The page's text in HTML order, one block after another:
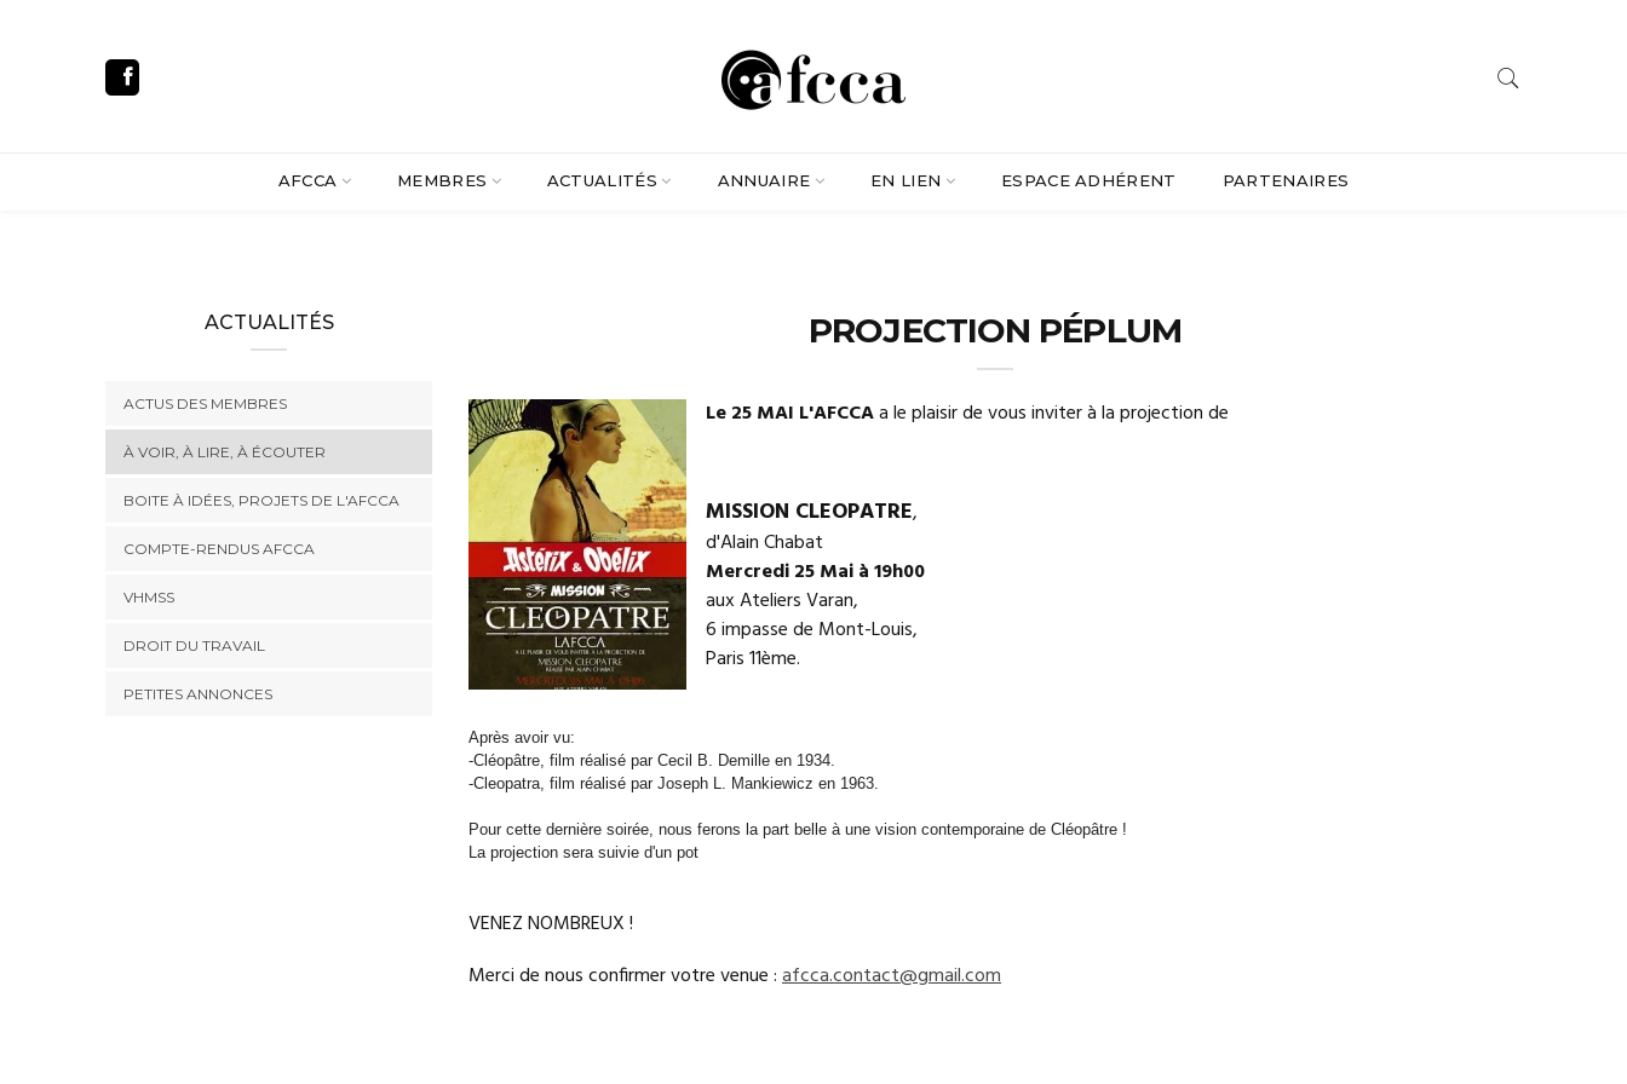
AFCCA MEMBRES ACTUALITÉS ANNUAIRE EN LIEN ESPACE ADHÉRENT PARTENAIRES
PROJECTION PÉPLUM
Le 25 MAI L'AFCCAa le plaisir de vous inviter à la projection de
MISSION CLEOPATRE,
d'Alain Chabat
Mercredi 25 Mai à 19h00
aux Ateliers Varan,
6 impasse de Mont-Louis,
Paris 11ème.
Après avoir vu:
-Cléopâtre, film réalisé par Cecil B. Demille en 1934.
-Cleopatra, film réalisé par Joseph L. Mankiewicz en 1963.
Pour cette dernière soirée, nous ferons la part belle à une vision contemporaine de Cléopâtre !
La projection sera suivie d'un pot
VENEZ NOMBREUX !
Merci de nous confirmer votre venue :afcca.contact@gmail.com
ACTUALITÉS
ACTUS DES MEMBRES
À VOIR, À LIRE, À ÉCOUTER
BOITE À IDÉES, PROJETS DE L'AFCCA
COMPTE-RENDUS AFCCA
VHMSS
DROIT DU TRAVAIL
PETITES ANNONCES